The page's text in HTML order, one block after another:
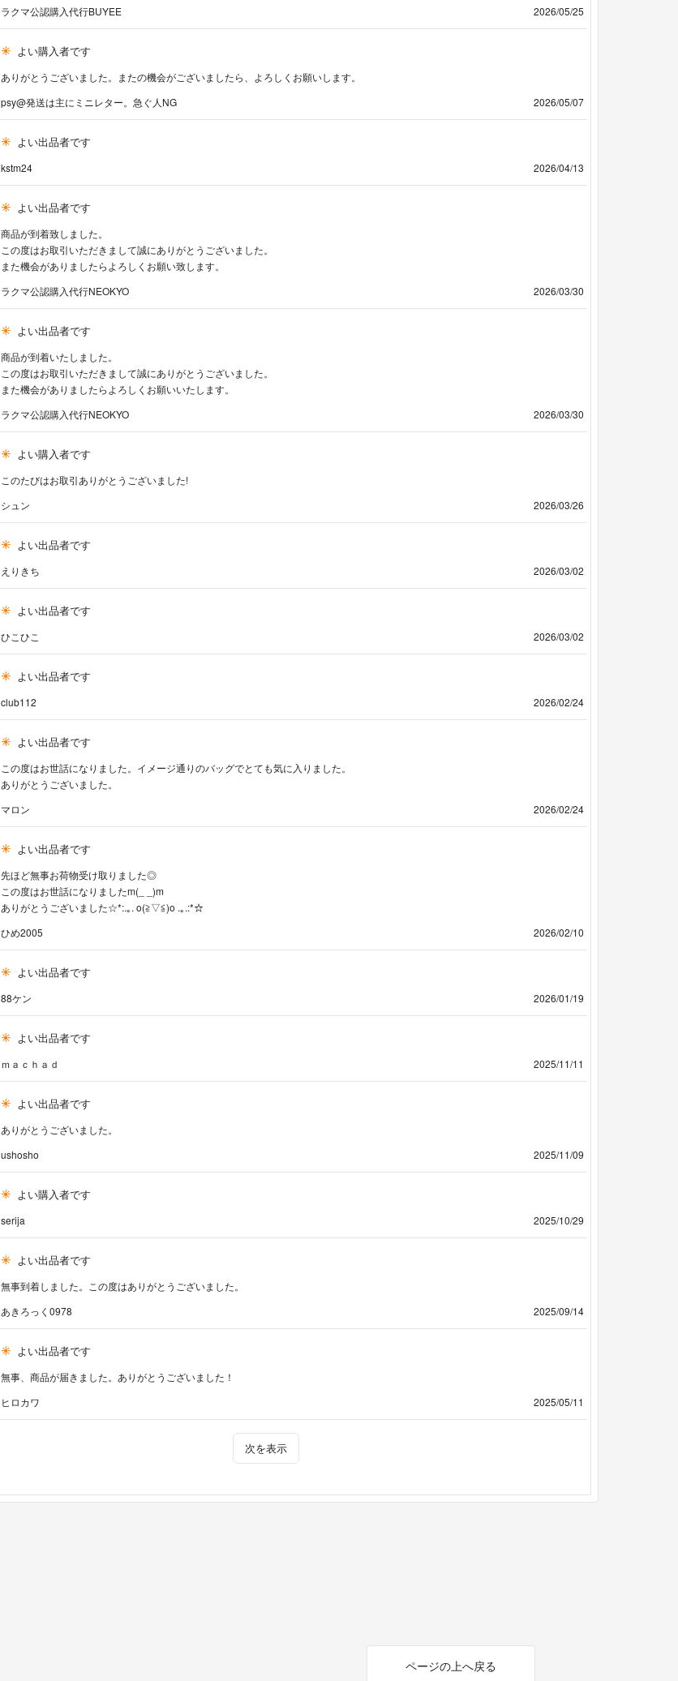
ラクマ公認購入代行BUYEE 2026/05/25
よい購入者です
ありがとうございました。またの機会がございましたら、よろしくお願いします。
psy@発送は主にミニレター。急ぐ人NG
2026/05/07
よい出品者です
kstm24 2026/04/13
よい出品者です
商品が到着致しました。
この度はお取引いただきまして誠にありがとうございました。
また機会がありましたらよろしくお願い致します。
ラクマ公認購入代行NEOKYO
2026/03/30
よい出品者です
商品が到着いたしました。
この度はお取引いただきまして誠にありがとうございました。
また機会がありましたらよろしくお願いいたします。
ラクマ公認購入代行NEOKYO
2026/03/30
よい購入者です
このたびはお取引ありがとうございました!
シュン
2026/03/26
よい出品者です
えりきち 2026/03/02
よい出品者です
ひこひこ 2026/03/02
よい出品者です
club112 2026/02/24
よい出品者です
この度はお世話になりました。イメージ通りのバッグでとても気に入りました。
ありがとうございました。
マロン
2026/02/24
よい出品者です
先ほど無事お荷物受け取りました◎
この度はお世話になりましたm(_ _)m
ありがとうございました☆*:.｡. o(≧▽≦)o .｡.:*☆
ひめ2005
2026/02/10
よい出品者です
88ケン 2026/01/19
よい出品者です
ｍａｃｈａｄ 2025/11/11
よい出品者です
ありがとうございました。
ushosho
2025/11/09
よい購入者です
serija 2025/10/29
よい出品者です
無事到着しました。この度はありがとうございました。
あきろっく0978
2025/09/14
よい出品者です
無事、商品が届きました。ありがとうございました！
ヒロカワ
2025/05/11
次を表示
ページの上へ戻る